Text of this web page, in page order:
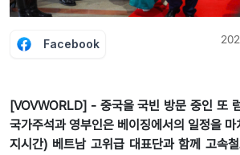
Facebook
[VOVWORLD] - 중국을 국빈 방문 중인 또
국가주석과 영부인은 베이징에서의 일정을
지시간) 베트남 고위급 대표단과 함께 고속